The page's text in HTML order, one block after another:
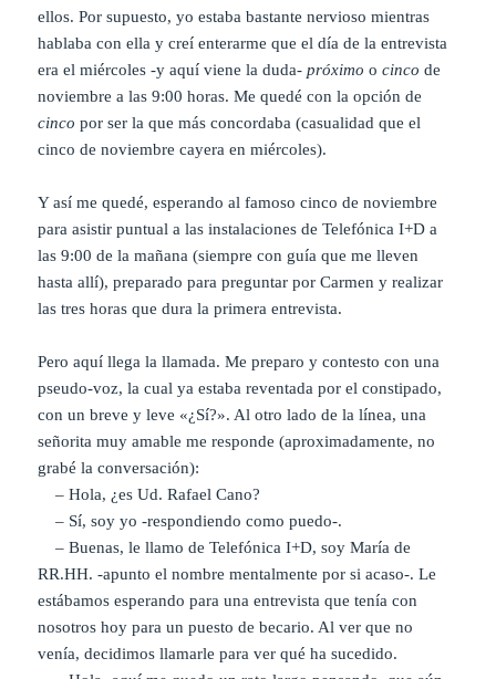
ellos. Por supuesto, yo estaba bastante nervioso mientras
hablaba con ella y creí enterarme que el día de la entrevista
era el miércoles -y aquí viene la duda-próximo ocinco de
noviembre a las 9:00 horas. Me quedé con la opción de
cinco por ser la que más concordaba (casualidad que el
cinco de noviembre cayera en miércoles).
Y así me quedé, esperando al famoso cinco de noviembre
para asistir puntual a las instalaciones de Telefónica I+D a
las 9:00 de la mañana (siempre con guía que me lleven
hasta allí), preparado para preguntar por Carmen y realizar
las tres horas que dura la primera entrevista.
Pero aquí llega la llamada. Me preparo y contesto con una
pseudo-voz, la cual ya estaba reventada por el constipado,
con un breve y leve «¿Sí?». Al otro lado de la línea, una
señorita muy amable me responde (aproximadamente, no
grabé la conversación):
– Hola, ¿es Ud. Rafael Cano?
– Sí, soy yo -respondiendo como puedo-.
– Buenas, le llamo de Telefónica I+D, soy María de
RR.HH. -apunto el nombre mentalmente por si acaso-. Le
estábamos esperando para una entrevista que tenía con
nosotros hoy para un puesto de becario. Al ver que no
venía, decidimos llamarle para ver qué ha sucedido.